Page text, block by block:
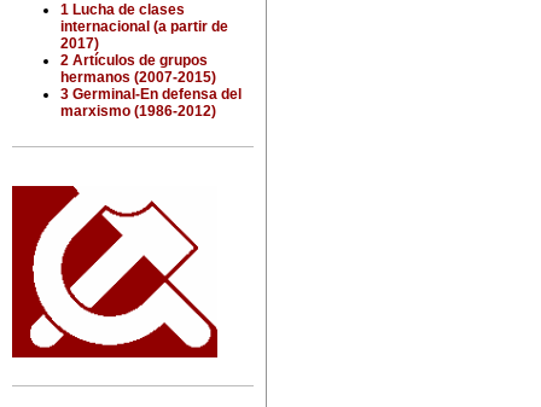
1 Lucha de clases
internacional (a partir de
2017)
2 Artículos de grupos
hermanos (2007-2015)
3 Germinal-En defensa del
marxismo (1986-2012)